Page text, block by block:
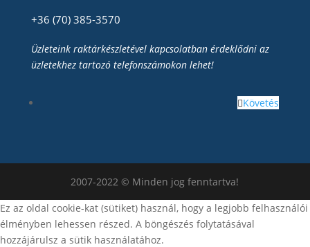
+36 (70) 385-3570
Üzleteink raktárkészletével kapcsolatban érdeklődni az
üzletekhez tartozó telefonszámokon lehet!
Követés
2007-2022 © Minden jog fenntartva!
Ez az oldal cookie-kat (sütiket) használ, hogy a legjobb felhasználói
élményben lehessen részed. A böngészés folytatásával
hozzájárulsz a sütik használatához.